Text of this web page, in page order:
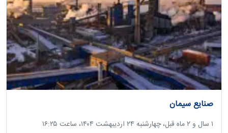
صنایع سیمان
‫۱ سال و ۲ ماه قبل، چهارشنبه ۲۴ اردیبهشت ۱۴۰۴، ساعت ۱۶:۲۵